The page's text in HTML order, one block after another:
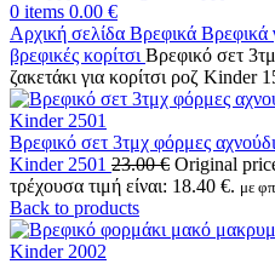
0 items 0.00 €
Αρχική σελίδα Βρεφικά Βρεφικά
βρεφικές κορίτσι Βρεφικό σετ
ζακετάκι για κορίτσι ροζ Kinder
Βρεφικό σετ 3τμχ φόρμες
Kinder 2501 23.00€ Original
τρέχουσα τιμή είναι: 18.40 €. με
Back to products